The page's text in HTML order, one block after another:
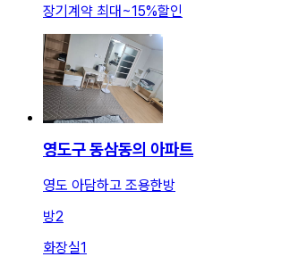
장기계약 최대~15%할인
영도구 동삼동의 아파트
영도 아담하고 조용한방
방2
화장실1